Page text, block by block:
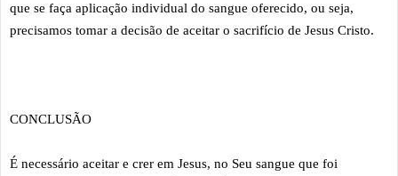
que se faça aplicação individual do sangue oferecido, ou seja,
precisamos tomar a decisão de aceitar o sacrifício de Jesus Cristo.
CONCLUSÃO
É necessário aceitar e crer em Jesus, no Seu sangue que foi